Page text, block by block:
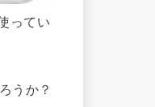
ってい
うか？